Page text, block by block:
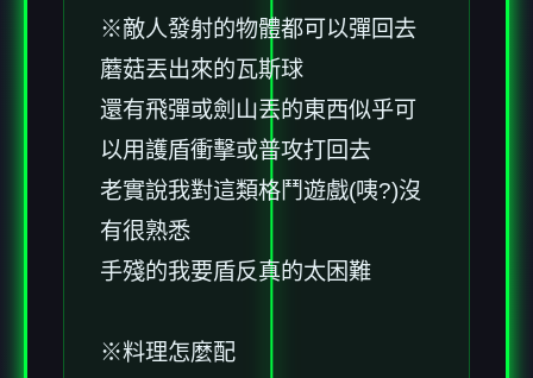
※敵人發射的物體都可以彈回去
蘑菇丟出來的瓦斯球
還有飛彈或劍山丟的東西似乎可
以用護盾衝擊或普攻打回去
老實說我對這類格鬥遊戲(咦?)沒
有很熟悉
手殘的我要盾反真的太困難
※料理怎麼配